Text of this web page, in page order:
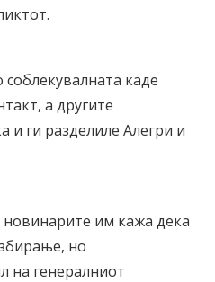
каде
а другите
и ги разделиле Алегри и
новинарите им кажа дека
но
на генералниот